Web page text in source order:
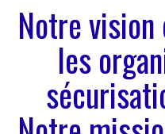
Notre
les